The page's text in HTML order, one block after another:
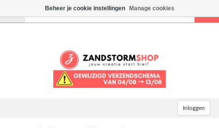
Inloggen
Beheer je cookie instellingen Manage cookies